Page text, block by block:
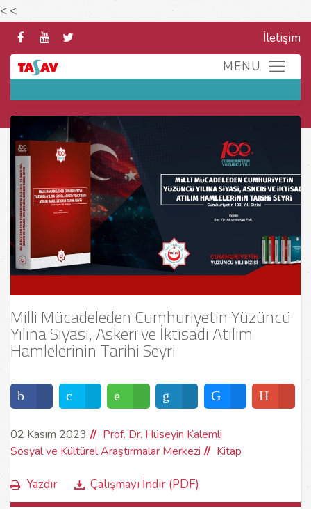
< <
İletişim
Milli Mücadeleden Cumhuriyetin Yüzüncü
Yılına Siyasi, Askeri ve İktisadi Atılım
Hamlelerinin Tarihi Seyri
02 Kasım 2023
Prof. Dr. Hüseyin Kalemli
Sosyal ve Kültürel Araştırmalar Merkezi
Kitap
Yazdır Çalışmayı İndir (PDF)